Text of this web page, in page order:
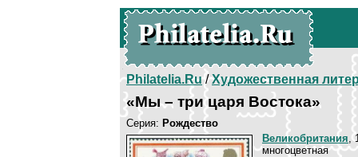
Philatelia.Ru/Художественная
«Мы – три царя Востока»
Серия: Рождество
Великобритания,
многоцветная